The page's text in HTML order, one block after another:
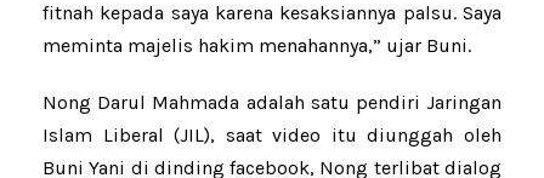
fitnah kepada saya karena kesaksiannya palsu. Saya
meminta majelis hakim menahannya,” ujar Buni.
Nong Darul Mahmada adalah satu pendiri Jaringan
Islam Liberal (JIL), saat video itu diunggah oleh
Buni Yani di dinding facebook, Nong terlibat dialog